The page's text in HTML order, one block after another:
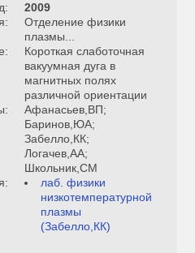
2009
Отделение физики
плазмы...
Короткая слаботочная
вакуумная дуга в
магнитных полях
различной ориентации
Афанасьев,ВП;
Баринов,ЮА;
Забелло,КК;
Логачев,АА;
Школьник,СМ
лаб. физики
низкотемпературной
плазмы
(Забелло,КК)